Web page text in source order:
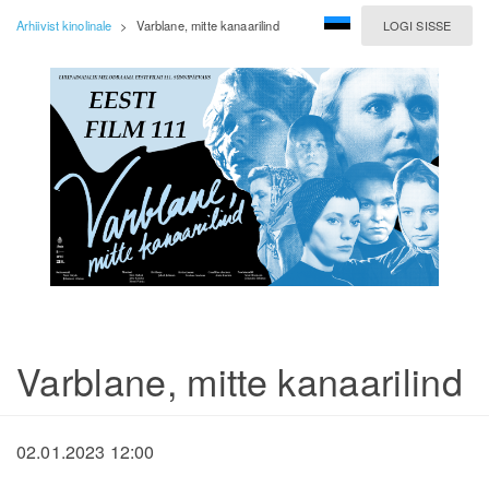
LOGI SISSE
Arhiivist kinolinale > Varblane, mitte kanaarilind
Varblane, mitte kanaarilind
02.01.2023 12:00